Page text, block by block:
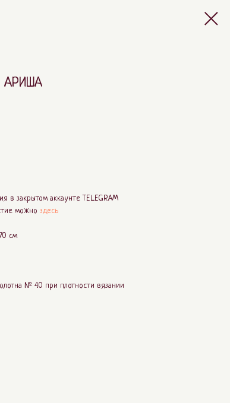
АРИША
в закрытом аккаунте TELEGRAM
можно здесь
см
№ 4.0 при плотности вязании